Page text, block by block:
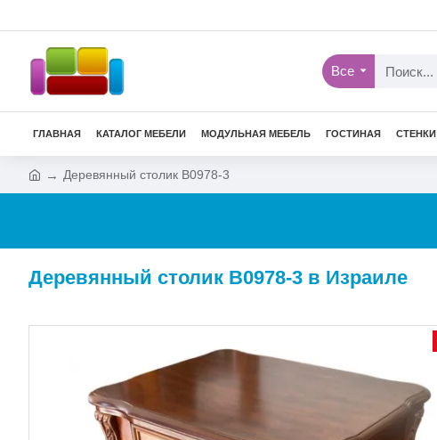
Все
ГЛАВНАЯ КАТАЛОГ МЕБЕЛИ МОДУЛЬНАЯ МЕБЕЛЬ ГОСТИНАЯ СТЕНКИ
Деревянный столик B0978-3
Деревянный столик B0978-3 в Израиле